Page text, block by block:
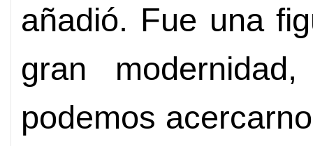
añadió. Fue una
gran
podemos